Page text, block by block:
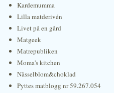
Kardemumma
Lilla matderivén
Livet på en gård
Matgeek
Matrepubliken
Moma's kitchen
Nässelblom&choklad
Pyttes matblogg nr 59.267.054